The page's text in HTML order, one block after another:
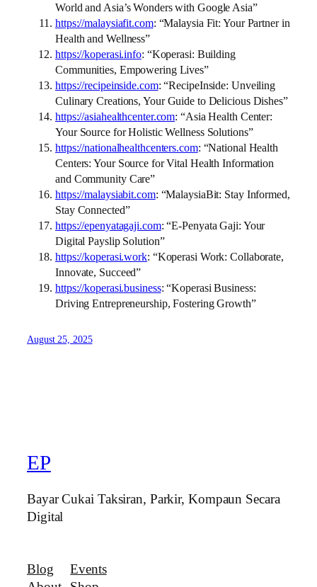
World and Asia’s Wonders with Google Asia”
https://malaysiafit.com: “Malaysia Fit: Your Partner in
Health and Wellness”
https://koperasi.info: “Koperasi: Building
Communities, Empowering Lives”
https://recipeinside.com: “RecipeInside: Unveiling
Culinary Creations, Your Guide to Delicious Dishes”
https://asiahealthcenter.com: “Asia Health Center:
Your Source for Holistic Wellness Solutions”
https://nationalhealthcenters.com: “National Health
Centers: Your Source for Vital Health Information
and Community Care”
https://malaysiabit.com: “MalaysiaBit: Stay Informed,
Stay Connected”
https://epenyatagaji.com: “E-Penyata Gaji: Your
Digital Payslip Solution”
https://koperasi.work: “Koperasi Work: Collaborate,
Innovate, Succeed”
https://koperasi.business: “Koperasi Business:
Driving Entrepreneurship, Fostering Growth”
August 25, 2025
EP
Bayar Cukai Taksiran, Parkir, Kompaun Secara
Digital
Blog
Events